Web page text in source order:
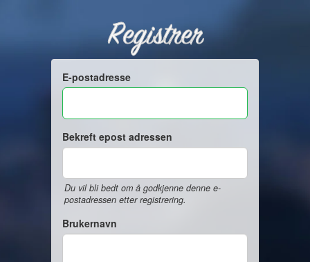
Registrer
E-postadresse
Bekreft epost adressen
Du vil bli bedt om å godkjenne denne e-
postadressen etter registrering.
Brukernavn